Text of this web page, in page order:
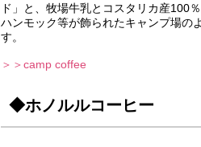
ド」と、牧場牛乳とコスタリカ産
ハンモック等が飾られたキャンプ場の
す。
＞＞camp coffee
◆ホノルルコーヒー